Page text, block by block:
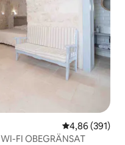
4,86 av 5 i
4,86 (391)
"100 House" oberäkneligt HUS - WI-FI OBEGRÄNSAT